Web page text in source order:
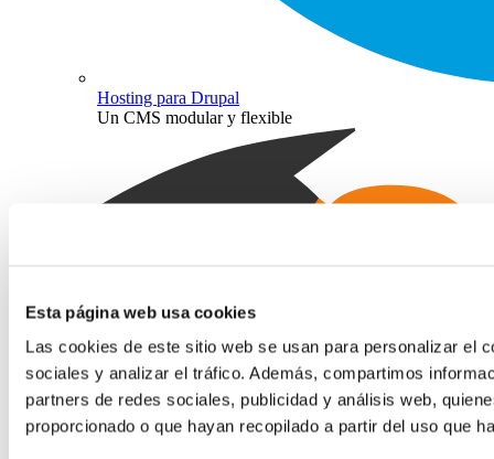
Esta página web usa cookies
Las cookies de este sitio web se usan para personalizar el
sociales y analizar el tráfico. Además, compartimos
partners de redes sociales, publicidad y análisis web,
proporcionado o que hayan recopilado a partir del uso que
Hosting para Drupal
Un CMS modular y flexible
Hosting para Moodle
El LMS más potente para formación